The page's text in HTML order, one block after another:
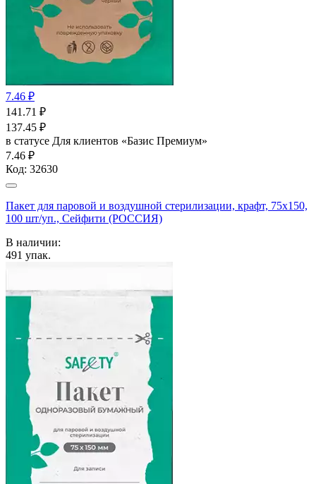
7.46 ₽
141.71 ₽
137.45 ₽
в статусе Для клиентов «Базис Премиум»
7.46 ₽
Код: 32630
Пакет для паровой и воздушной стерилизации, крафт, 75x150,
100 шт/уп., Сейфити (РОССИЯ)
В наличии:
491 упак.